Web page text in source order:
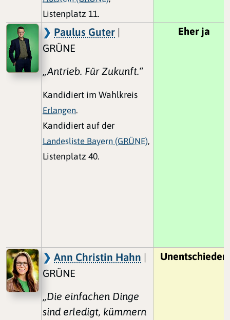
Listenplatz 11.
Paulus Guter |
GRÜNE
„Antrieb. Für Zukunft.“
Kandidiert im Wahlkreis
Erlangen.
Kandidiert auf der
Landesliste Bayern (GRÜNE),
Listenplatz 40.
Eher ja
Ann Christin Hahn |
GRÜNE
„Die einfachen Dinge
sind erledigt, kümmern
Unentschieden